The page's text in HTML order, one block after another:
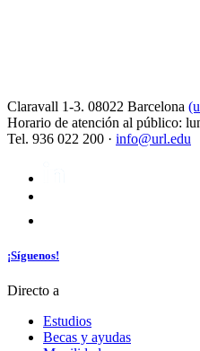
Claravall 1-3. 08022 Barcelona
Horario de atención al público:
Tel. 936 022 200 · info@url.edu
¡Síguenos!
Directo a
Estudios
Becas y ayudas